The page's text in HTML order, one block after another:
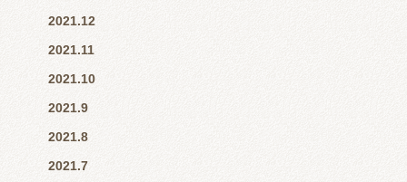
2021.12
2021.11
2021.10
2021.9
2021.8
2021.7